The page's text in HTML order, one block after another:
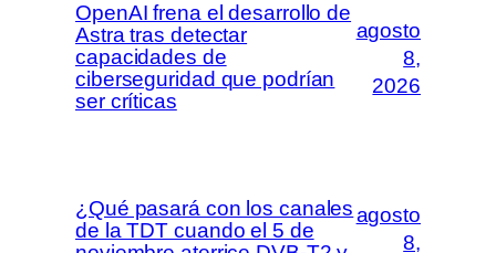
OpenAI frena el desarrollo de
Astra tras detectar
capacidades de
ciberseguridad que podrían
ser críticas
agosto
8,
2026
¿Qué pasará con los canales
de la TDT cuando el 5 de
agosto
8,